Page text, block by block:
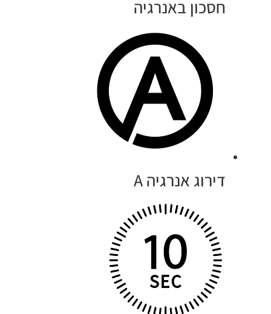
חסכון באנרגיה
דירוג אנרגיה A